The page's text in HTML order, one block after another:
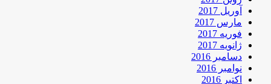
آوریل 2017
مارس 2017
فوریه 2017
ژانویه 2017
دسامبر 2016
نوامبر 2016
اکتبر 2016